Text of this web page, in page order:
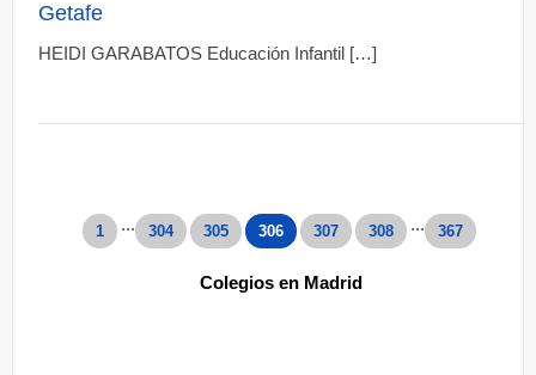
Getafe
HEIDI GARABATOS Educación Infantil […]
1 ... 304 305 306 307 308 ... 367
Colegios en Madrid